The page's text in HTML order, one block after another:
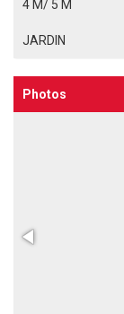
4 M/ 5 M
JARDIN
Photos